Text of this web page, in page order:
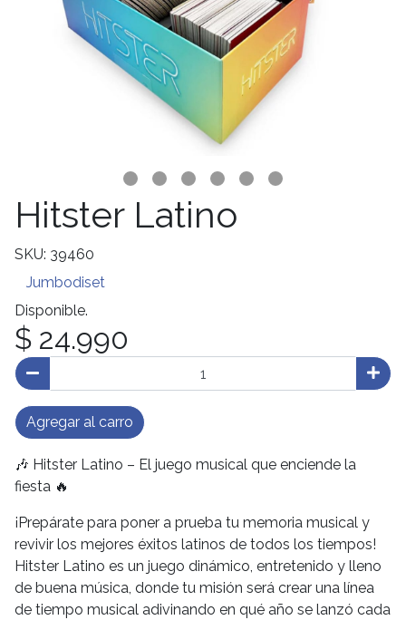
Hitster Latino
SKU: 39460
Jumbodiset
Disponible.
$ 24.990
Agregar al carro
🎶 Hitster Latino – El juego musical que enciende la
fiesta 🔥
¡Prepárate para poner a prueba tu memoria musical y
revivir los mejores éxitos latinos de todos los tiempos!
Hitster Latino es un juego dinámico, entretenido y lleno
de buena música, donde tu misión será crear una línea
de tiempo musical adivinando en qué año se lanzó cada